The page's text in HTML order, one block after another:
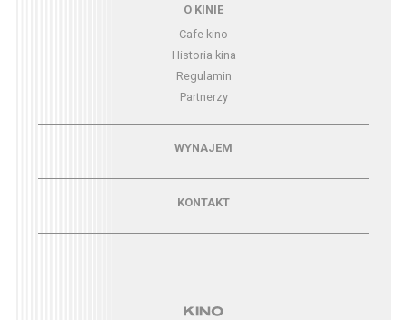
O KINIE
Cafe kino
Historia kina
Regulamin
Partnerzy
Menu - wynajemWYNAJEM
KONTAKT